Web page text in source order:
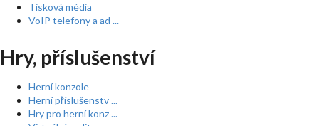
Tisková média
VoIP telefony a ad ...
Hry, příslušenství
Herní konzole
Herní příslušenstv ...
Hry pro herní konz ...